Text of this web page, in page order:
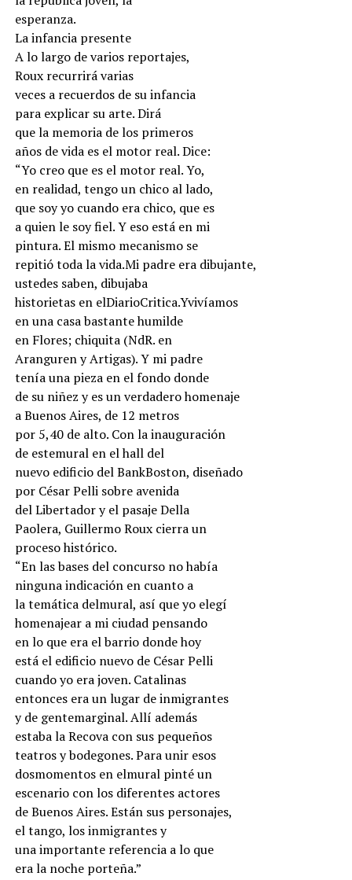
esperanza.
La infancia presente
A lo largo de varios reportajes,
Roux recurrirá varias
veces a recuerdos de su infancia
para explicar su arte. Dirá
que la memoria de los primeros
años de vida es el motor real. Dice:
“Yo creo que es el motor real. Yo,
en realidad, tengo un chico al lado,
que soy yo cuando era chico, que es
a quien le soy fiel. Y eso está en mi
pintura. El mismo mecanismo se
repitió toda la vida.Mi padre era dibujante,
ustedes saben, dibujaba
historietas en elDiarioCritica.Yvivíamos
en una casa bastante humilde
en Flores; chiquita (NdR. en
Aranguren y Artigas). Y mi padre
tenía una pieza en el fondo donde
de su niñez y es un verdadero homenaje
a Buenos Aires, de 12 metros
por 5,40 de alto. Con la inauguración
de estemural en el hall del
nuevo edificio del BankBoston, diseñado
por César Pelli sobre avenida
del Libertador y el pasaje Della
Paolera, Guillermo Roux cierra un
proceso histórico.
“En las bases del concurso no había
ninguna indicación en cuanto a
la temática delmural, así que yo elegí
homenajear a mi ciudad pensando
en lo que era el barrio donde hoy
está el edificio nuevo de César Pelli
cuando yo era joven. Catalinas
entonces era un lugar de inmigrantes
y de gentemarginal. Allí además
estaba la Recova con sus pequeños
teatros y bodegones. Para unir esos
dosmomentos en elmural pinté un
escenario con los diferentes actores
de Buenos Aires. Están sus personajes,
el tango, los inmigrantes y
una importante referencia a lo que
era la noche porteña.”